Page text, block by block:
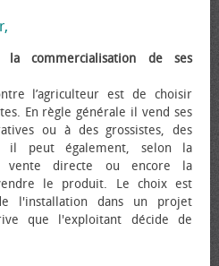
commercialisation de ses
l’agriculteur est de choisir
En règle générale il vend ses
ou à des grossistes, des
il peut également, selon la
vente directe ou encore la
le produit. Le choix est
l'installation dans un projet
que l'exploitant décide de